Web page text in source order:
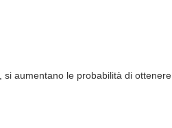
aumentano le probabilità di ottenere